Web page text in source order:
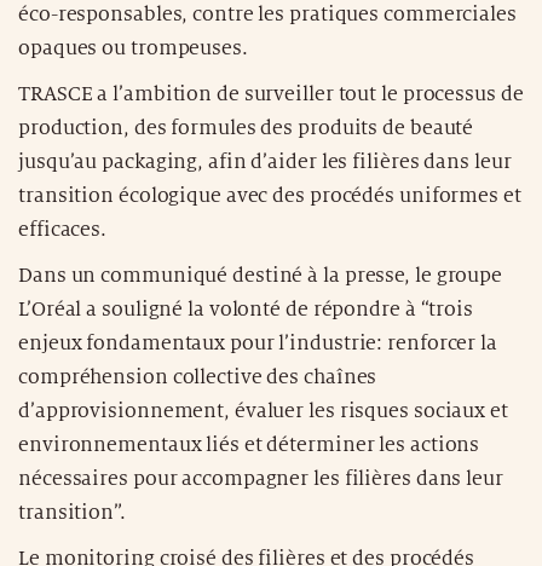
éco-responsables, contre les pratiques commerciales
opaques ou trompeuses.
TRASCE a l’ambition de surveiller tout le processus de
production, des formules des produits de beauté
jusqu’au packaging, afin d’aider les filières dans leur
transition écologique avec des procédés uniformes et
efficaces.
Dans un communiqué destiné à la presse, le groupe
L’Oréal a souligné la volonté de répondre à “trois
enjeux fondamentaux pour l’industrie: renforcer la
compréhension collective des chaînes
d’approvisionnement, évaluer les risques sociaux et
environnementaux liés et déterminer les actions
nécessaires pour accompagner les filières dans leur
transition”.
Le monitoring croisé des filières et des procédés